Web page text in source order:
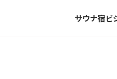
サウナ宿ビ